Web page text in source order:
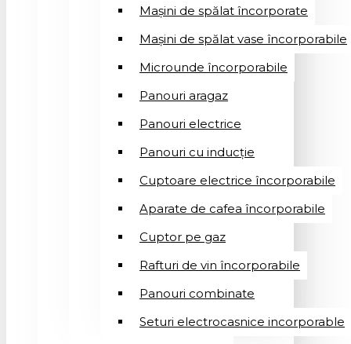
Mașini de spălat încorporate
Mașini de spălat vase încorporabile
Microunde încorporabile
Panouri aragaz
Panouri electrice
Panouri cu inducție
Cuptoare electrice încorporabile
Aparate de cafea încorporabile
Cuptor pe gaz
Rafturi de vin încorporabile
Panouri combinate
Seturi electrocasnice incorporable